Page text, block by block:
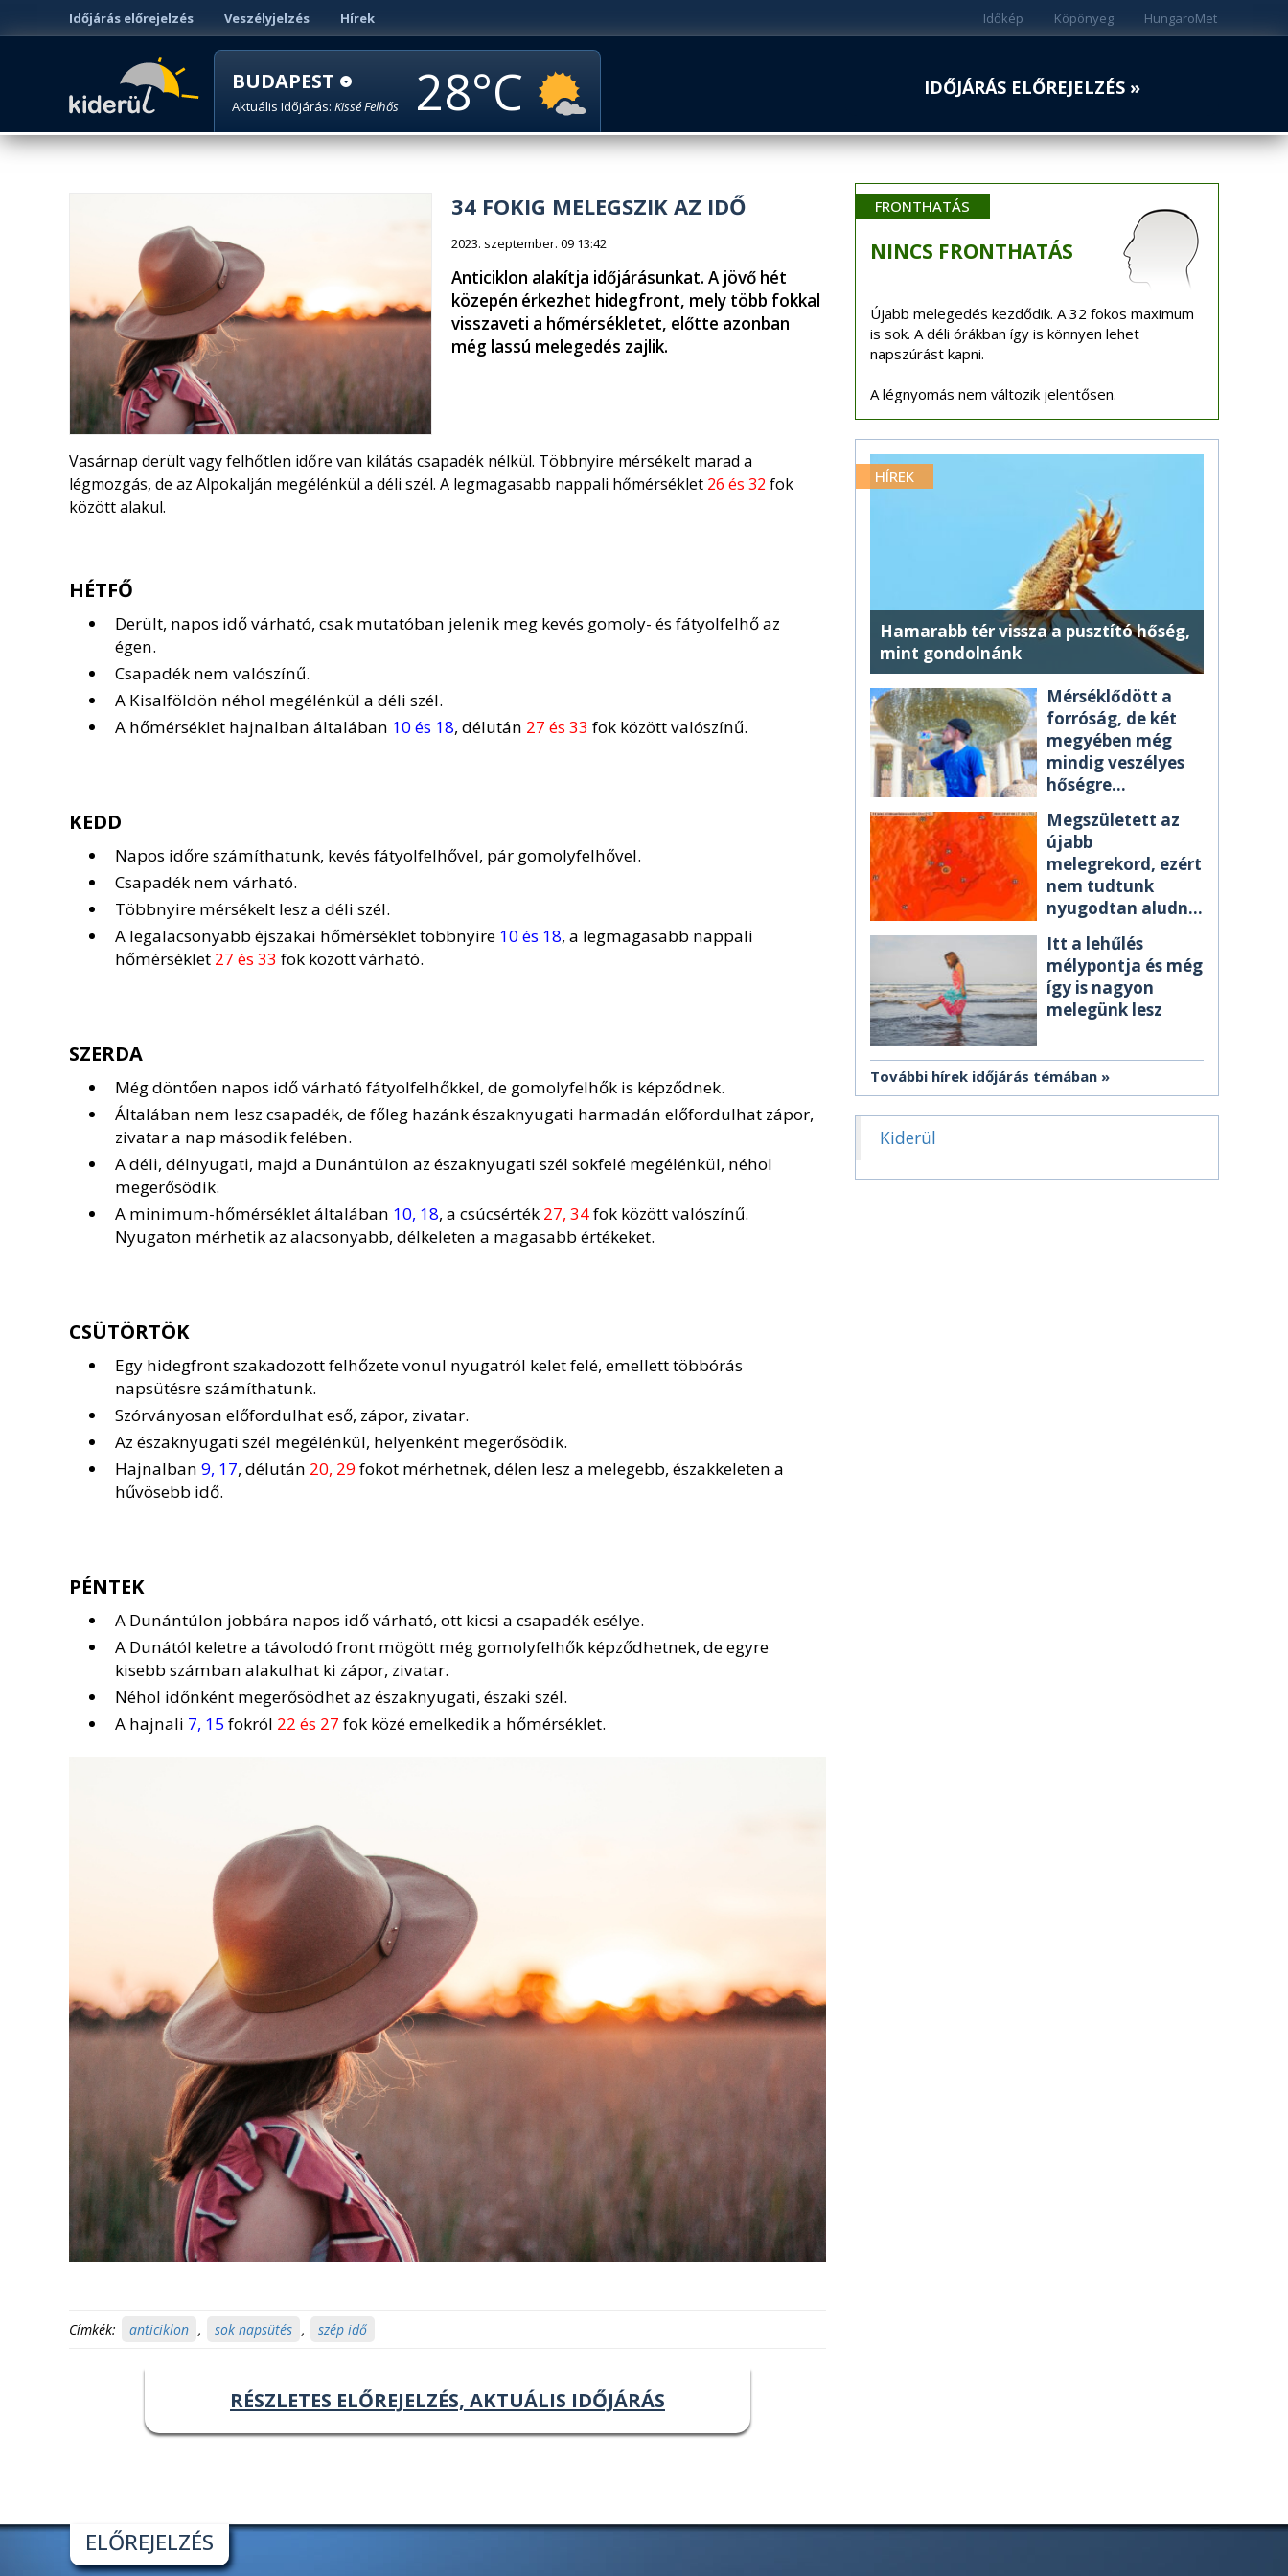
Időjárás előrejelzés Veszélyjelzés Hírek HungaroMet
Köpönyeg
Időkép
BUDAPEST
Aktuális Időjárás: Kissé Felhős 28 IDŐJÁRÁS ELŐREJELZÉS »
34 FOKIG MELEGSZIK AZ IDŐ
2023. szeptember. 09 13:42
Anticiklon alakítja időjárásunkat. A jövő hét
közepén érkezhet hidegfront, mely több fokkal
visszaveti a hőmérsékletet, előtte azonban
még lassú melegedés zajlik.
Vasárnap derült vagy felhőtlen időre van kilátás csapadék nélkül. Többnyire mérsékelt marad a
légmozgás, de az Alpokalján megélénkül a déli szél. A legmagasabb nappali hőmérséklet 26 és 32 fok
között alakul.
HÉTFŐ
Derült, napos idő várható, csak mutatóban jelenik meg kevés gomoly- és fátyolfelhő az
égen.
Csapadék nem valószínű.
A Kisalföldön néhol megélénkül a déli szél.
A hőmérséklet hajnalban általában 10 és 18, délután 27 és 33 fok között valószínű.
KEDD
Napos időre számíthatunk, kevés fátyolfelhővel, pár gomolyfelhővel.
Csapadék nem várható.
Többnyire mérsékelt lesz a déli szél.
A legalacsonyabb éjszakai hőmérséklet többnyire 10 és 18, a legmagasabb nappali
hőmérséklet 27 és 33 fok között várható.
SZERDA
Még döntően napos idő várható fátyolfelhőkkel, de gomolyfelhők is képződnek.
Általában nem lesz csapadék, de főleg hazánk északnyugati harmadán előfordulhat zápor,
zivatar a nap második felében.
A déli, délnyugati, majd a Dunántúlon az északnyugati szél sokfelé megélénkül, néhol
megerősödik.
A minimum-hőmérséklet általában 10, 18, a csúcsérték 27, 34fok között valószínű.
Nyugaton mérhetik az alacsonyabb, délkeleten a magasabb értékeket.
CSÜTÖRTÖK
Egy hidegfront szakadozott felhőzete vonul nyugatról kelet felé, emellett többórás
napsütésre számíthatunk.
Szórványosan előfordulhat eső, zápor, zivatar.
Az északnyugati szél megélénkül, helyenként megerősödik.
Hajnalban 9, 17, délután 20, 29fokot mérhetnek, délen lesz a melegebb, északkeleten a
hűvösebb idő.
PÉNTEK
A Dunántúlon jobbára napos idő várható, ott kicsi a csapadék esélye.
A Dunától keletre a távolodó front mögött még gomolyfelhők képződhetnek, de egyre
kisebb számban alakulhat ki zápor, zivatar.
Néhol időnként megerősödhet az északnyugati, északi szél.
A hajnali 7, 15 fokról 22 és 27 fok közé emelkedik a hőmérséklet.
Címkék: anticiklon , sok napsütés , szép idő
RÉSZLETES ELŐREJELZÉS, AKTUÁLIS IDŐJÁRÁS
FRONTHATÁS
NINCS FRONTHATÁS
Újabb melegedés kezdődik. A 32 fokos maximum
is sok. A déli órákban így is könnyen lehet
napszúrást kapni.
A légnyomás nem változik jelentősen.
HÍREK
Hamarabb tér vissza a pusztító hőség,
mint gondolnánk
Mérséklődött a
forróság, de két
megyében még
mindig veszélyes
hőségre
Megszületett az
újabb
melegrekord, ezért
nem tudtunk
nyugodtan aludni
Itt a lehűlés
mélypontja és még
így is nagyon
melegünk lesz
További hírek időjárás témában
Kiderül
ELŐREJELZÉS